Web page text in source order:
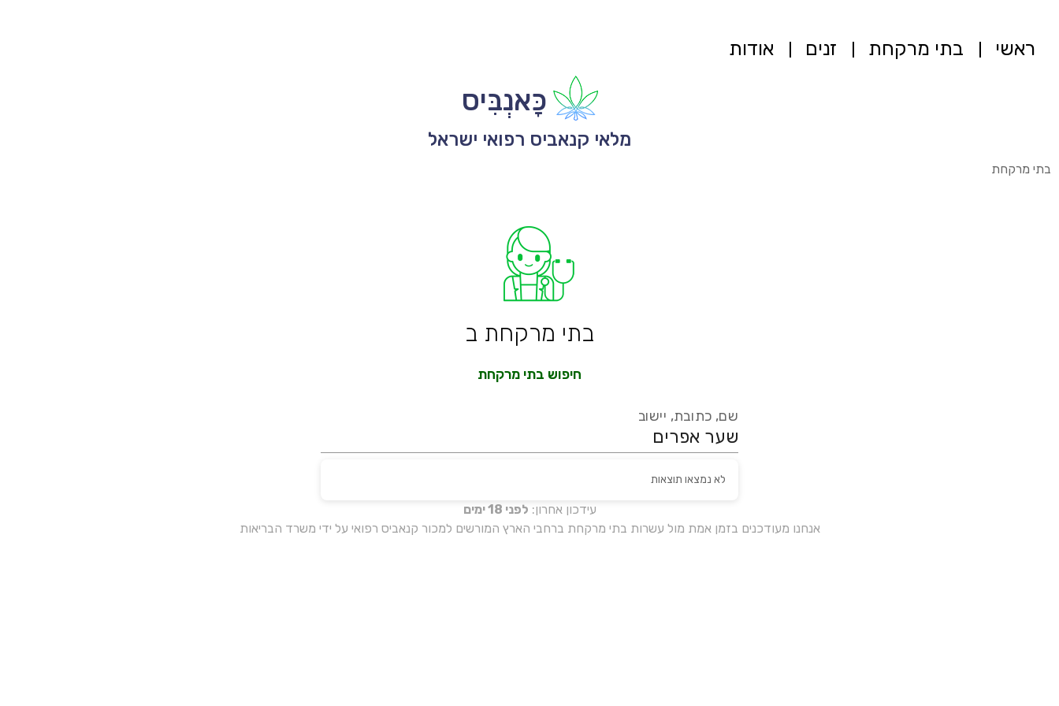
ראשי בתי מרקחת זנים אודות
כָּאנְבִּיס
מלאי קנאביס רפואי ישראל
בתי מרקחת
בתי מרקחת ב
חיפוש בתי מרקחת
שם, כתובת, יישוב
עידכון אחרון: לפני 18 ימים
אנחנו מעודכנים בזמן אמת מול עשרות בתי מרקחת ברחבי הארץ המורשים למכור קנאביס רפואי על ידי משרד הבריאות
לא נמצאו תוצאות